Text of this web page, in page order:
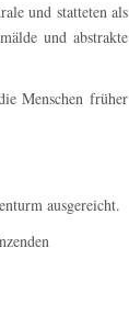
und statteten als
und abstrakte
Menschen früher
ausgereicht.